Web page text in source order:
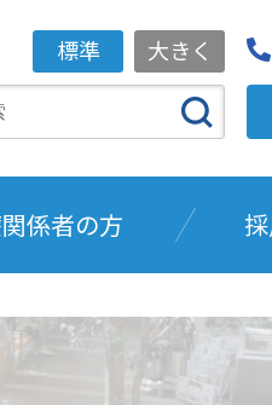
標準 大きく
係者の方